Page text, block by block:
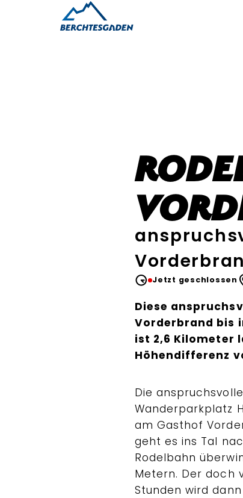
Jetzt geschlossen
Diese
Vorderbrand bis
ist 2,6 Kilometer
Höhendifferenz
Die
Wanderparkplatz
am Gasthof
geht es ins Tal
Rodelbahn
Metern. Der doch
Stunden wird